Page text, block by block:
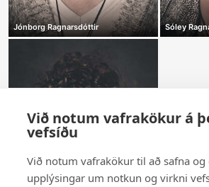
Jónborg Ragnarsdóttir Sóley
Við notum vafrakökur á
vefsíðu
Við notum vafrakökur til að safna og
upplýsingar um notkun og virkni